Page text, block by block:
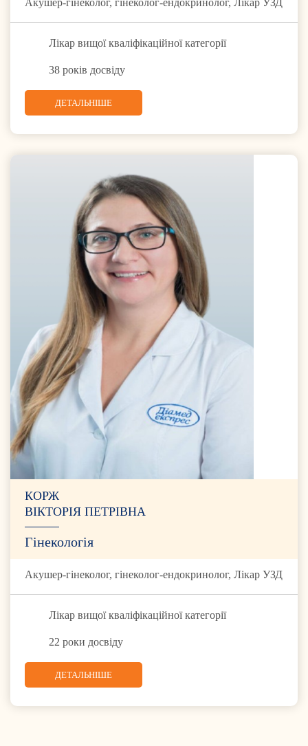
Акушер-гінеколог, гінеколог-ендокринолог, Лікар УЗД
Лікар вищої кваліфікаційної категорії
38 років досвіду
ДЕТАЛЬНІШЕ
КОРЖ
ВІКТОРІЯ ПЕТРІВНА
Гінекологія
Акушер-гінеколог, гінеколог-ендокринолог, Лікар УЗД
Лікар вищої кваліфікаційної категорії
22 роки досвіду
ДЕТАЛЬНІШЕ